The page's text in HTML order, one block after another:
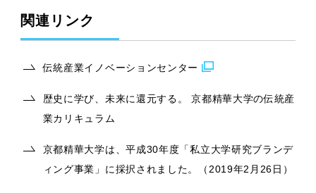
関連リンク
伝統産業イノベーションセンター
歴史に学び、未来に還元する。 京都精華大学の伝統産
業カリキュラム
京都精華大学は、平成30年度「私立大学研究ブランデ
ィング事業」に採択されました。（2019年2月26日）